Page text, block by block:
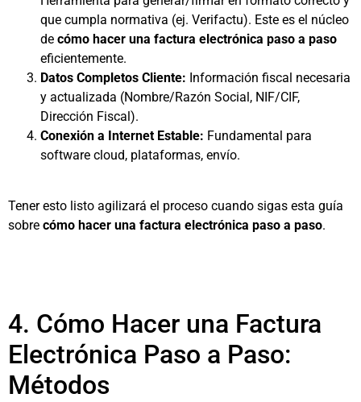
que cumpla normativa (ej. Verifactu). Este es el núcleo
de cómo hacer una factura electrónica paso a paso
eficientemente.
Datos Completos Cliente: Información fiscal necesaria
y actualizada (Nombre/Razón Social, NIF/CIF,
Dirección Fiscal).
Conexión a Internet Estable: Fundamental para
software cloud, plataformas, envío.
Tener esto listo agilizará el proceso cuando sigas esta guía
sobre cómo hacer una factura electrónica paso a paso.
4. Cómo Hacer una Factura
Electrónica Paso a Paso:
Métodos